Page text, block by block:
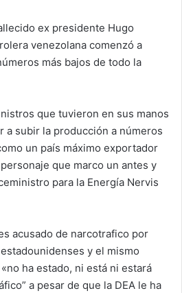
ex presidente Hugo
venezolana comenzó a
más bajos de todo la
que tuvieron en sus manos
a subir la producción a números
un país máximo exportador
que marco un antes y
para la Energía Nervis
acusado de narcotrafico por
y el mismo
ha estado, ni está ni estará
a pesar de que la DEA le ha